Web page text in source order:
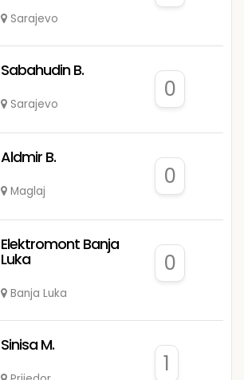
Sarajevo
Sabahudin B.
Sarajevo
0
Aldmir B.
Maglaj
0
Elektromont Banja
Luka
Banja Luka
0
Sinisa M.
1